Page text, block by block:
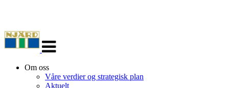
navigasjon
Om oss
Våre verdier og strategisk plan
Aktuelt